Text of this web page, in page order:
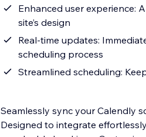
Enhanced user experience:
site’s design
Real-time updates:
scheduling process
Streamlined scheduling:
Seamlessly sync your Calendly
Designed to integrate